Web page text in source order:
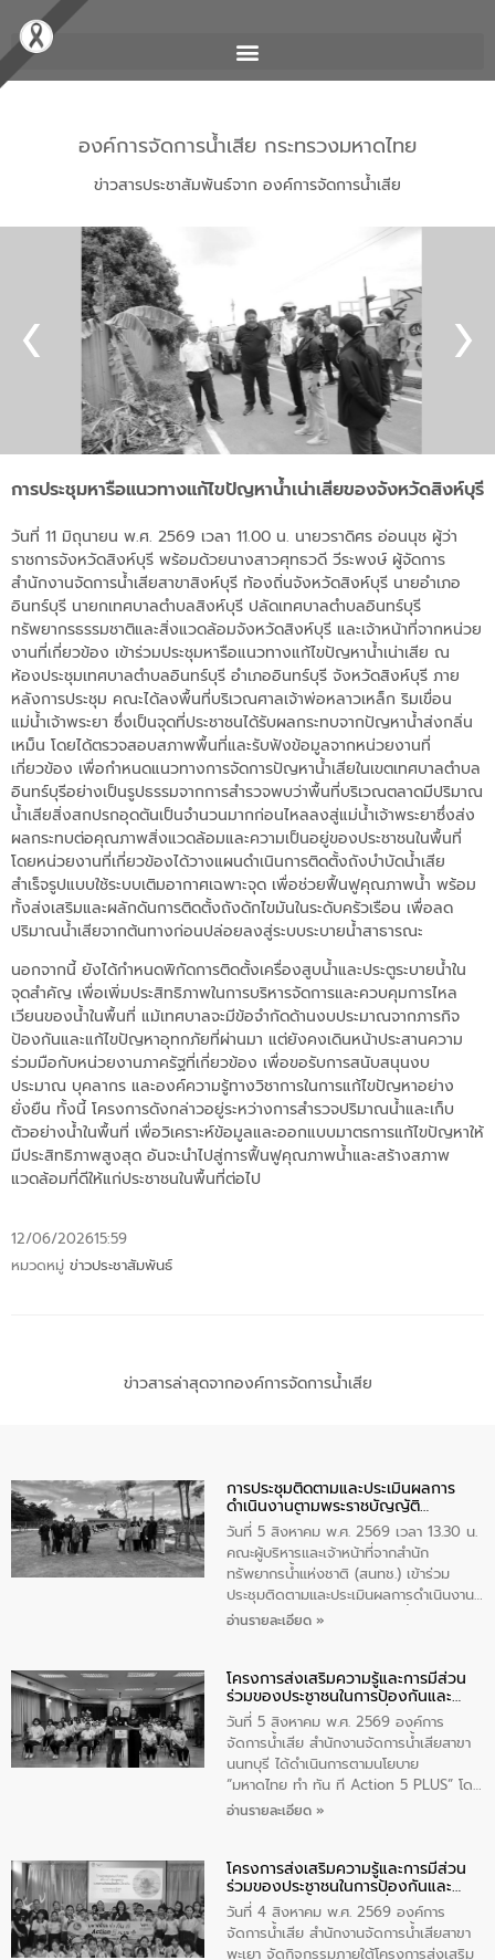
องค์การจัดการน้ำเสีย กระทรวงมหาดไทย
ข่าวสารประชาสัมพันธ์จาก องค์การจัดการน้ำเสีย
การประชุมหารือแนวทางแก้ไขปัญหาน้ำเน่าเสียของจังหวัดสิงห์บุรี
วันที่ 11 มิถุนายน พ.ศ. 2569 เวลา 11.00 น. นายวราดิศร อ่อนนุช ผู้ว่า
ราชการจังหวัดสิงห์บุรี พร้อมด้วยนางสาวศุทธวดี วีระพงษ์ ผู้จัดการ
สำนักงานจัดการน้ำเสียสาขาสิงห์บุรี ท้องถิ่นจังหวัดสิงห์บุรี นายอำเภอ
อินทร์บุรี นายกเทศบาลตำบลสิงห์บุรี ปลัดเทศบาลตำบลอินทร์บุรี
ทรัพยากรธรรมชาติและสิ่งแวดล้อมจังหวัดสิงห์บุรี และเจ้าหน้าที่จากหน่วย
งานที่เกี่ยวข้อง เข้าร่วมประชุมหารือแนวทางแก้ไขปัญหาน้ำเน่าเสีย ณ
ห้องประชุมเทศบาลตำบลอินทร์บุรี อำเภออินทร์บุรี จังหวัดสิงห์บุรี ภาย
หลังการประชุม คณะได้ลงพื้นที่บริเวณศาลเจ้าพ่อหลาวเหล็ก ริมเขื่อน
แม่น้ำเจ้าพระยา ซึ่งเป็นจุดที่ประชาชนได้รับผลกระทบจากปัญหาน้ำส่งกลิ่น
เหม็น โดยได้ตรวจสอบสภาพพื้นที่และรับฟังข้อมูลจากหน่วยงานที่
เกี่ยวข้อง เพื่อกำหนดแนวทางการจัดการปัญหาน้ำเสียในเขตเทศบาลตำบล
อินทร์บุรีอย่างเป็นรูปธรรมจากการสำรวจพบว่าพื้นที่บริเวณตลาดมีปริมาณ
น้ำเสียสิ่งสกปรกอุดตันเป็นจำนวนมากก่อนไหลลงสู่แม่น้ำเจ้าพระยาซึ่งส่ง
ผลกระทบต่อคุณภาพสิ่งแวดล้อมและความเป็นอยู่ของประชาชนในพื้นที่
โดยหน่วยงานที่เกี่ยวข้องได้วางแผนดำเนินการติดตั้งถังบำบัดน้ำเสีย
สำเร็จรูปแบบใช้ระบบเติมอากาศเฉพาะจุด เพื่อช่วยฟื้นฟูคุณภาพน้ำ พร้อม
ทั้งส่งเสริมและผลักดันการติดตั้งถังดักไขมันในระดับครัวเรือน เพื่อลด
ปริมาณน้ำเสียจากต้นทางก่อนปล่อยลงสู่ระบบระบายน้ำสาธารณะ
นอกจากนี้ ยังได้กำหนดพิกัดการติดตั้งเครื่องสูบน้ำและประตูระบายน้ำใน
จุดสำคัญ เพื่อเพิ่มประสิทธิภาพในการบริหารจัดการและควบคุมการไหล
เวียนของน้ำในพื้นที่ แม้เทศบาลจะมีข้อจำกัดด้านงบประมาณจากภารกิจ
ป้องกันและแก้ไขปัญหาอุทกภัยที่ผ่านมา แต่ยังคงเดินหน้าประสานความ
ร่วมมือกับหน่วยงานภาครัฐที่เกี่ยวข้อง เพื่อขอรับการสนับสนุนงบ
ประมาณ บุคลากร และองค์ความรู้ทางวิชาการในการแก้ไขปัญหาอย่าง
ยั่งยืน ทั้งนี้ โครงการดังกล่าวอยู่ระหว่างการสำรวจปริมาณน้ำและเก็บ
ตัวอย่างน้ำในพื้นที่ เพื่อวิเคราะห์ข้อมูลและออกแบบมาตรการแก้ไขปัญหาให้
มีประสิทธิภาพสูงสุด อันจะนำไปสู่การฟื้นฟูคุณภาพน้ำและสร้างสภาพ
แวดล้อมที่ดีให้แก่ประชาชนในพื้นที่ต่อไป
12/06/202615:59
หมวดหมู่ ข่าวประชาสัมพันธ์
ข่าวสารล่าสุดจากองค์การจัดการน้ำเสีย
การประชุมติดตามและประเมินผลการ
ดำเนินงานตามพระราชบัญญัติ
ทรัพยากรน้ำ พ.ศ. 2561 ประจำ
ปีงบประมาณ พ.ศ. 2569
วันที่ 5 สิงหาคม พ.ศ. 2569 เวลา 13.30 น.
คณะผู้บริหารและเจ้าหน้าที่จากสำนัก
ทรัพยากรน้ำแห่งชาติ (สนทช.) เข้าร่วม
ประชุมติดตามและประเมินผลการดำเนินงาน
ตามพระราชบัญญัติทรัพยากรน้ำ พ.ศ. 2561
วัดสิงห์ จังหวัดชัยนาท โดยมีนายแสงชัย
สุขชื่น นายกเทศมนตรีตำบลวัดสิงห์ คณะผู้
บริหารเทศบาลตำบลวัดสิงห์ ผู้นำชุมชน และ
ประชาชนในพื้นที่เทศบาลตำบลวัดสิงก์ที่มี
ส่วนได้ส่วนเสียในโครงก่อสร้างศูนย์บริหาร
จัดการคุณภาพน้ำเทศบาลตำบลวัดสิงห์
จังหวัดชัยนาท ให้การต้อนรับ
อ่านรายละเอียด »
โครงการส่งเสริมความรู้และการมีส่วน
ร่วมของประชาชนในการป้องกันและ
แก้ไขปัญหาน้ำเสียอย่างยั่งยืน
วันที่ 5 สิงหาคม พ.ศ. 2569 องค์การ
จัดการน้ำเสีย สำนักงานจัดการน้ำเสียสาขา
นนทบุรี ได้ดำเนินการตามนโยบาย
“มหาดไทย ทำ ทัน ที Action 5 PLUS” โดย
จัดโครงการส่งเสริมความรู้และการมีส่วน
“ชุมชนร่วมใจ น้ำใสยั่งยืน” ได้บรรยายให้
ความรู้เกี่ยวกับการจัดการน้ำเสียและการใช้
ถังดักไขมันให้แก่นักเรียนโรงเรียนวัดบ่อ
(นันทวิทยา) เทศบาลนครปากเกร็ด อำเภอ
ปากเกร็ด จังหวัดนนทบุรี จำนวน 30 คน
อ่านรายละเอียด »
โครงการส่งเสริมความรู้และการมีส่วน
ร่วมของประชาชนในการป้องกันและ
แก้ไขปัญหาน้ำเสียอย่างยั่งยืน
วันที่ 4 สิงหาคม พ.ศ. 2569 องค์การ
จัดการน้ำเสีย สำนักงานจัดการน้ำเสียสาขา
พะเยา จัดกิจกรรมภายใต้โครงการส่งเสริม